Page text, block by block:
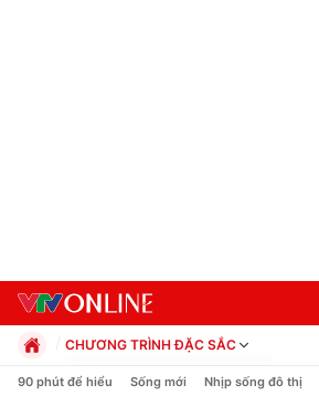
CHƯƠNG TRÌNH ĐẶC SẮC
Chính trị
90 phút để hiểu Sống mới Nhịp sống đô thị